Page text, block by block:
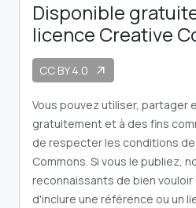
Disponible
licence Creative
CC BY 4.0 arrow_outward
Vous pouvez utiliser, partager
gratuitement et à des fins
de respecter les conditions
Commons. Si vous le publiez,
reconnaissants de bien
d'inclure une référence ou un